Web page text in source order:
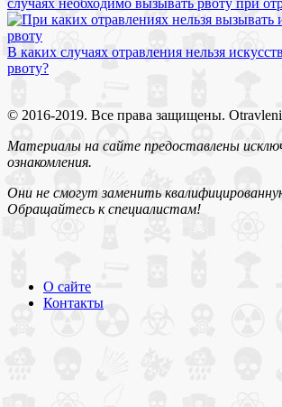
В каких случаях отравления нельзя
рвоту?
© 2016-2019. Все права защищены.
Материалы на сайте предоставлены
ознакомления.
Они не смогут заменить
Обращайтесь к специалистам!
О сайте
Контакты